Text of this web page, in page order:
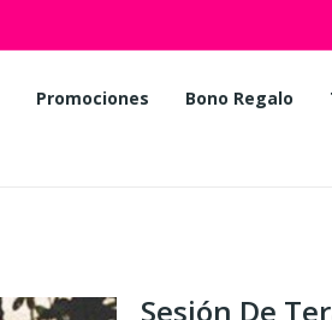
Promociones Bono Regalo
Sesión De